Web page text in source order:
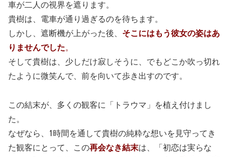
車が二人の視界を遮ります。
貴樹は、電車が通り過ぎるのを待ちます。
しかし、遮断機が上がった後、 そこにはもう彼女の姿はあ
りませんでした。
そして貴樹は、少しだけ寂しそうに、でもどこか吹っ切れ
たように微笑んで、前を向いて歩き出すのです。
この結末が、多くの観客に「トラウマ」を植え付けまし
た。
なぜなら、1時間を通して貴樹の純粋な想いを見守ってき
た観客にとって、この再会なき結末は、「初恋は実らな